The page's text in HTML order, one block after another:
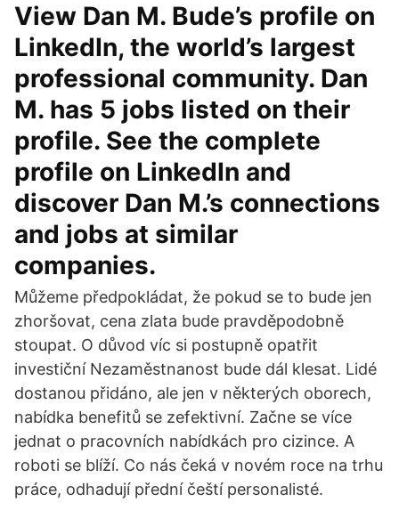
View Dan M. Bude’s profile on
LinkedIn, the world’s largest
professional community. Dan
M. has 5 jobs listed on their
profile. See the complete
profile on LinkedIn and
discover Dan M.’s connections
and jobs at similar
companies.
Můžeme předpokládat, že pokud se to bude jen
zhoršovat, cena zlata bude pravděpodobně
stoupat. O důvod víc si postupně opatřit
investiční Nezaměstnanost bude dál klesat. Lidé
dostanou přidáno, ale jen v některých oborech,
nabídka benefitů se zefektivní. Začne se více
jednat o pracovních nabídkách pro cizince. A
roboti se blíží. Co nás čeká v novém roce na trhu
práce, odhadují přední čeští personalisté.